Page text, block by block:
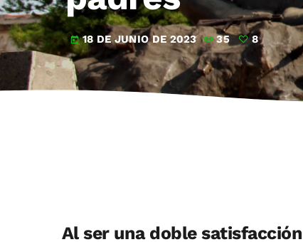
today 18 DE JUNIO DE 2023 35 8
Al ser una doble